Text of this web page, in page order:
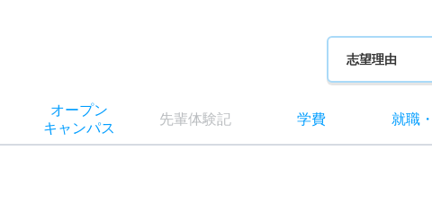
志望理由
オープン
キャンパス
先輩体験記 学費 就職・